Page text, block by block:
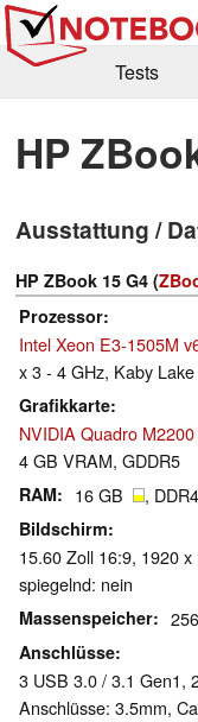
Tests
Kaufberatung
Forum
HP
Ausstattung /
HP ZBook 15 G4 (
Prozessor
Intel Xeon E3-1505M
x 3 - 4 GHz, Kaby Lake
Grafikkarte
NVIDIA Quadro M2200
4 GB VRAM, GDDR5
RAM 16 GB ,
Bildschirm
15.60 Zoll 16:9, 1920
spiegelnd: nein
Massenspeicher
Anschlüsse
3 USB 3.0 / 3.1 Gen1,
Anschlüsse: 3.5mm,